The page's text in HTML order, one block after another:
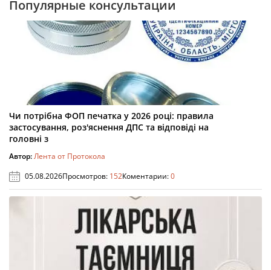
Популярные консультации
Чи потрібна ФОП печатка у 2026 році: правила
застосування, роз'яснення ДПС та відповіді на
головні з
Автор:Лента от Протокола
05.08.2026Просмотров: 152Коментарии:0